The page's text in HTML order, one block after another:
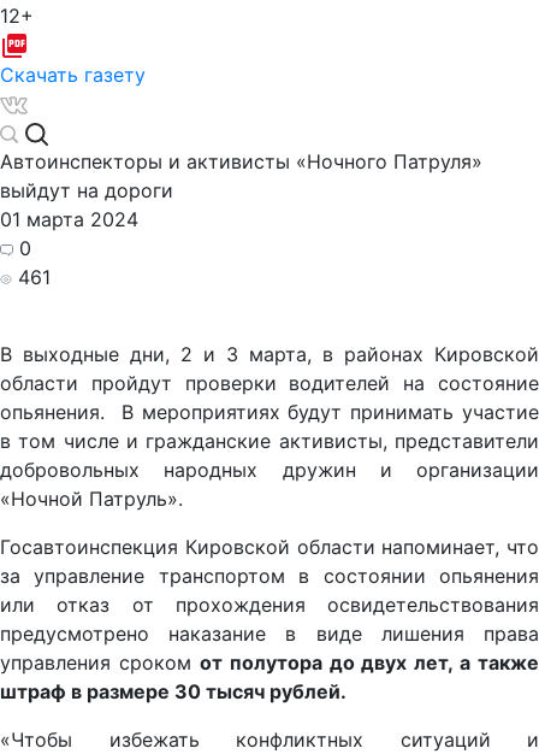
12+
Скачать газету
Автоинспекторы и активисты «Ночного Патруля»
выйдут на дороги
01 марта 2024
0
461
В выходные дни, 2 и 3 марта, в районах Кировской
области пройдут проверки водителей на состояние
опьянения. В мероприятиях будут принимать участие
в том числе и гражданские активисты, представители
добровольных народных дружин и организации
«Ночной Патруль».
Госавтоинспекция Кировской области напоминает, что
за управление транспортом в состоянии опьянения
или отказ от прохождения освидетельствования
предусмотрено наказание в виде лишения права
управления сроком от полутора до двух лет, а также
штраф в размере 30 тысяч рублей.
«Чтобы избежать конфликтных ситуаций и